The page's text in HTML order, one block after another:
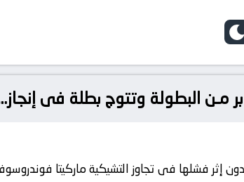
skin
مـن البطولة وتتوج بطلة فى
إثر فشلها فى تجاوز التشيكية ماركيتا